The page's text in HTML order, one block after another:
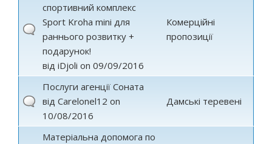
спортивний комплекс
Sport Kroha mini для
раннього розвитку +
подарунок!
від iDjoli on 09/09/2016
Комерційні
пропозиції
Послуги агенції Соната
від Carelonel12 on
10/08/2016
Дамські теревені
Матеріальна допомога по